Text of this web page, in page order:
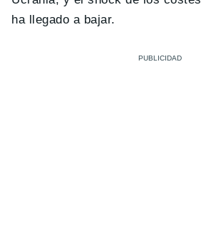
ha llegado a bajar.